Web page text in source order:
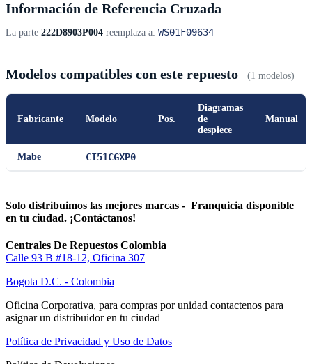
Información de Referencia Cruzada
La parte 222D8903P004 reemplaza a: WS01F09634
Modelos compatibles con este repuesto (1 modelos)
Fabricante Modelo Pos.
Diagramas
de
despiece
Manual
Mabe CI51CGXP0
Solo distribuimos las mejores marcas - Franquicia disponible
en tu ciudad. ¡Contáctanos!
Centrales De Repuestos Colombia
Calle 93 B #18-12, Oficina 307
Bogota D.C. - Colombia
Oficina Corporativa, para compras por unidad contactenos para
asignar un distribuidor en tu ciudad
Política de Privacidad y Uso de Datos